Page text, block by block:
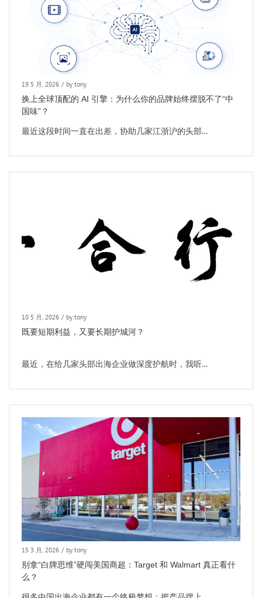
19 5 月, 2026 / by tony
换上全球顶配的 AI 引擎：为什么你的品牌始终摆脱不了“中
国味”？
最近这段时间一直在出差，协助几家江浙沪的头部…
10 5 月, 2026 / by tony
既要短期利益，又要长期护城河？
最近，在给几家头部出海企业做深度护航时，我听…
15 3 月, 2026 / by tony
别拿“白牌思维”硬闯美国商超：Target 和 Walmart 真正看什
么？